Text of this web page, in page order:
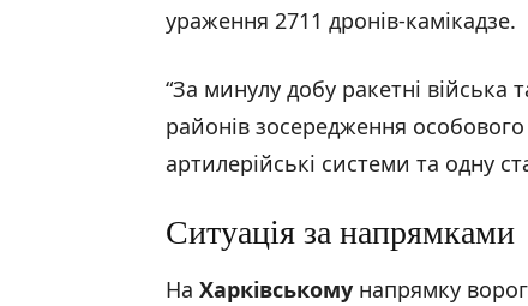
ураження 2711 дронів-камікадзе.
“За минулу добу ракетні
районів зосередження особового
артилерійські системи та одну
Ситуація за напрямками
На Харківському напрямку